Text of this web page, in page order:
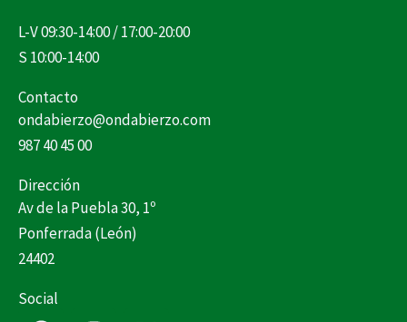
L-V 09:30-14:00 / 17:00-20:00
S 10:00-14:00
Contacto
ondabierzo@ondabierzo.com
987 40 45 00
Dirección
Av de la Puebla 30, 1º
Ponferrada (León)
24402
Social